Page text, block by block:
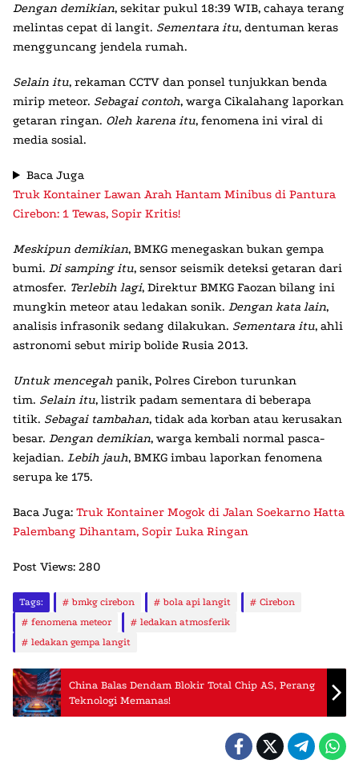
Dengan demikian, sekitar pukul 18:39 WIB, cahaya terang
melintas cepat di langit. Sementara itu, dentuman keras
mengguncang jendela rumah.
Selain itu, rekaman CCTV dan ponsel tunjukkan benda
mirip meteor. Sebagai contoh, warga Cikalahang laporkan
getaran ringan. Oleh karena itu, fenomena ini viral di
media sosial.
Baca Juga
Truk Kontainer Lawan Arah Hantam Minibus di Pantura
Cirebon: 1 Tewas, Sopir Kritis!
Meskipun demikian, BMKG menegaskan bukan gempa
bumi. Di samping itu, sensor seismik deteksi getaran dari
atmosfer. Terlebih lagi, Direktur BMKG Faozan bilang ini
mungkin meteor atau ledakan sonik. Dengan kata lain,
analisis infrasonik sedang dilakukan. Sementara itu, ahli
astronomi sebut mirip bolide Rusia 2013.
Untuk mencegah panik, Polres Cirebon turunkan
tim. Selain itu, listrik padam sementara di beberapa
titik. Sebagai tambahan, tidak ada korban atau kerusakan
besar. Dengan demikian, warga kembali normal pasca-
kejadian. Lebih jauh, BMKG imbau laporkan fenomena
serupa ke 175.
Baca Juga: Truk Kontainer Mogok di Jalan Soekarno Hatta
Palembang Dihantam, Sopir Luka Ringan
Post Views: 280
Tags: bmkg cirebon bola api langit
Cirebon
fenomena meteor
ledakan atmosferik
ledakan gempa langit
China Balas Dendam Blokir Total Chip AS, Perang
Teknologi Memanas!